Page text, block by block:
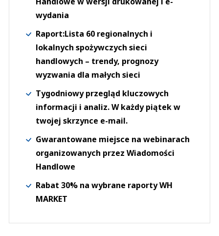
wydania
Raport:Lista 60 regionalnych i
lokalnych spożywczych sieci
handlowych – trendy, prognozy
wyzwania dla małych sieci
Tygodniowy przegląd kluczowych
informacji i analiz. W każdy piątek w
twojej skrzynce e-mail.
Gwarantowane miejsce na webinarach
organizowanych przez Wiadomości
Handlowe
Rabat 30% na wybrane raporty WH
MARKET